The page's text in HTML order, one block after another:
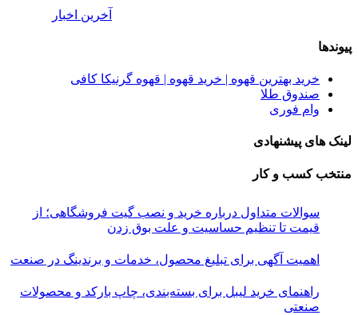
آخرین اخبار
پیوندها
خرید بهترین قهوه | خرید قهوه | قهوه گرنیکا کافی
صندوق طلا
وام فوری
لینک های پیشنهادی
منتخب کسب و کار
سوالات متداول درباره خرید و نصب گیت فروشگاهی؛ از
قیمت تا تنظیم حساسیت و علت بوق زدن
اهمیت آگهی برای تبلیغ محصول، خدمات و برندینگ در صنعت
راهنمای خرید لیبل برای بسته‌بندی، چاپ بارکد و محصولات
صنعتی